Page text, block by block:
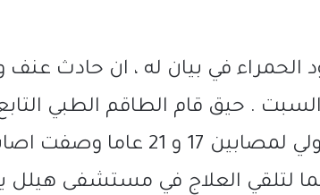
الحمراء في بيان له ، ان حادث عنف
. حيق قام الطاقم الطبي
داوود الحمراء ، بتقديم علاج أولي لمصابين 17 و 21
لتلقي العلاج في مستشفى هيلل